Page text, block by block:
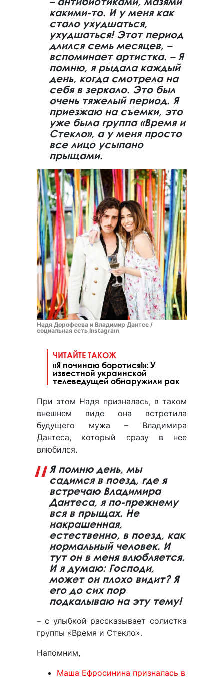
какими-то. И у меня как
стало ухудшаться,
ухудшаться! Этот период
длился семь месяцев, –
вспоминает артистка. – Я
помню, я рыдала каждый
день, когда смотрела на
себя в зеркало. Это был
очень тяжелый период. Я
приезжаю на съемки, это
уже была группа «Время и
Стекло», а у меня просто
все лицо усыпано
прыщами.
Надя Дорофеева и Владимир Дантес /
социальная сеть Instagram
ЧИТАЙТЕ ТАКОЖ
«Я починаю боротися!»: У
известной украинской
телеведущей обнаружили рак
При этом Надя призналась, в таком
внешнем виде она встретила
будущего мужа – Владимира
Дантеса, который сразу в нее
влюбился.
Я помню день, мы
садимся в поезд, где я
встречаю Владимира
Дантеса, я по-прежнему
вся в прыщах. Не
накрашенная,
естественно, в поезд, как
нормальный человек. И
тут он в меня влюбляется.
И я думаю: Господи,
может он плохо видит? Я
его до сих пор
подкалываю на эту тему!
– с улыбкой рассказывает солистка
группы «Время и Стекло».
Напомним,
Маша Ефросинина призналась в